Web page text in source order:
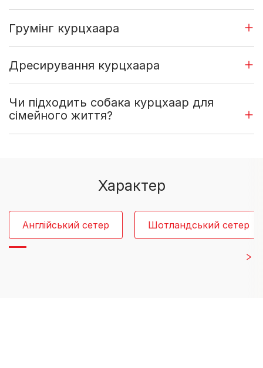
Грумінг курцхаара
Дресирування курцхаара
Чи підходить собака курцхаар для
сімейного життя?
Характер
Англійський сетер Шотландський сетер